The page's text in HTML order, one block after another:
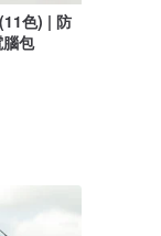
色) | 防
包